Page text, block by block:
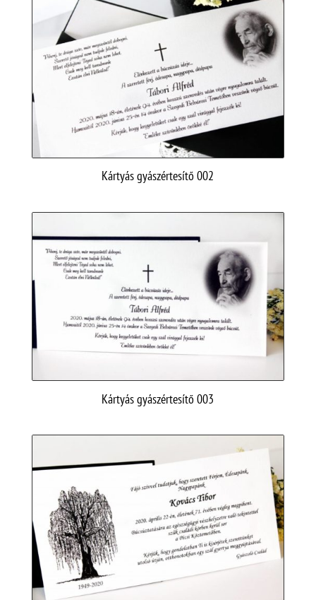
Kártyás gyászértesítő 002
Kártyás gyászértesítő 003